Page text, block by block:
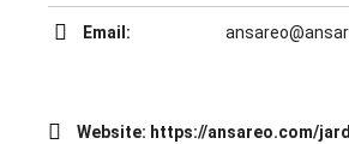
Email:
Website: https://ansareo.com/